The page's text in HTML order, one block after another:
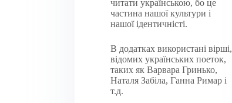
читати українською, бо це
частина нашої культури і
нашої ідентичністі.
В додатках використані вірші,
відомих українських поеток,
таких як Варвара Гринько,
Наталя Забіла, Ганна Римар і
т.д.